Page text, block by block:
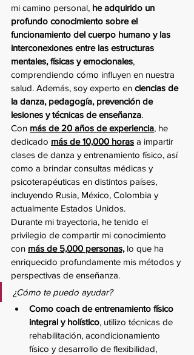
mi camino personal, he adquirido un
profundo conocimiento sobre el
funcionamiento del cuerpo humano y las
interconexiones entre las estructuras
mentales, físicas y emocionales,
comprendiendo cómo influyen en nuestra
salud. Además, soy experto en ciencias de
la danza, pedagogía, prevención de
lesiones y técnicas de enseñanza.
Con más de 20 años de experiencia, he
dedicado más de 10,000 horas a impartir
clases de danza y entrenamiento físico, así
como a brindar consultas médicas y
psicoterapéuticas en distintos países,
incluyendo Rusia, México, Colombia y
actualmente Estados Unidos.
Durante mi trayectoria, he tenido el
privilegio de compartir mi conocimiento
con más de 5,000 personas, lo que ha
enriquecido profundamente mis métodos y
perspectivas de enseñanza.
¿Cómo te puedo ayudar?
Como coach de entrenamiento físico
integral y holístico, utilizo técnicas de
rehabilitación, acondicionamiento
físico y desarrollo de flexibilidad,